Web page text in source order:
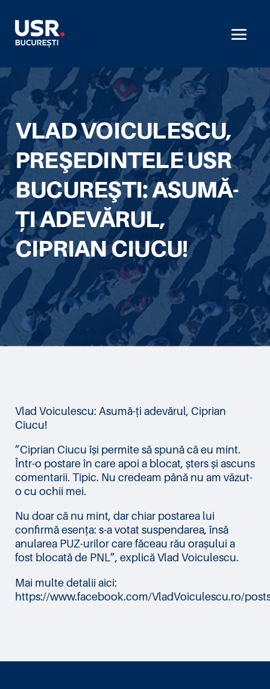
VLAD VOICULESCU,
PREŞEDINTELE USR
BUCUREŞTI: ASUMĂ-
ȚI ADEVĂRUL,
CIPRIAN CIUCU!
Vlad Voiculescu: Asumă-ți adevărul, Ciprian
Ciucu!
”Ciprian Ciucu își permite să spună că eu mint.
Într-o postare în care apoi a blocat, șters și ascuns
comentarii. Tipic. Nu credeam până nu am văzut-
o cu ochii mei.
Nu doar că nu mint, dar chiar postarea lui
confirmă esența: s-a votat suspendarea, însă
anularea PUZ-urilor care făceau rău orașului a
fost blocată de PNL”, explică Vlad Voiculescu.
Mai multe detalii aici:
https://www.facebook.com/VladVoiculescu.ro/